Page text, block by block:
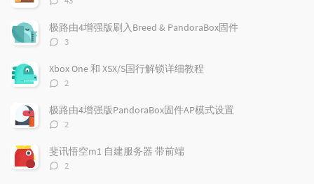
数：
极路由4增强版刷入Breed & PandoraBox固件
评
数：
3
Xbox One 和 XSX/S国行解锁详细教程
评
数：
2
极路由4增强版PandoraBox固件AP模式设置
评
数：
2
斐讯悟空m1 自建服务器 带前端
评
2